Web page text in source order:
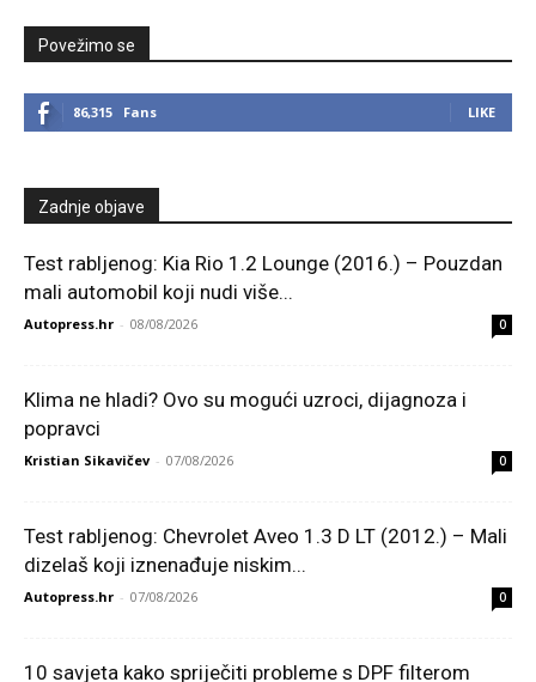
Povežimo se
86,315 Fans LIKE
Zadnje objave
Test rabljenog: Kia Rio 1.2 Lounge (2016.) – Pouzdan
mali automobil koji nudi više...
Autopress.hr - 08/08/2026 0
Klima ne hladi? Ovo su mogući uzroci, dijagnoza i
popravci
Kristian Sikavičev - 07/08/2026 0
Test rabljenog: Chevrolet Aveo 1.3 D LT (2012.) – Mali
dizelaš koji iznenađuje niskim...
Autopress.hr - 07/08/2026 0
10 savjeta kako spriječiti probleme s DPF filterom